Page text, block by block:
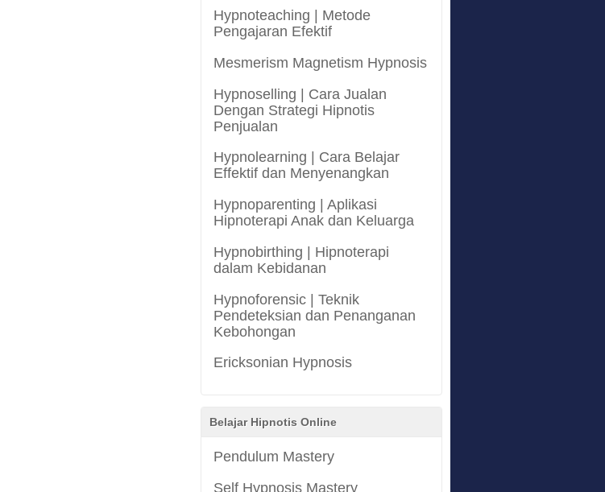
Hypnoteaching | Metode
Pengajaran Efektif
Mesmerism Magnetism Hypnosis
Hypnoselling | Cara Jualan
Dengan Strategi Hipnotis
Penjualan
Hypnolearning | Cara Belajar
Effektif dan Menyenangkan
Hypnoparenting | Aplikasi
Hipnoterapi Anak dan Keluarga
Hypnobirthing | Hipnoterapi
dalam Kebidanan
Hypnoforensic | Teknik
Pendeteksian dan Penanganan
Kebohongan
Ericksonian Hypnosis
Belajar Hipnotis Online
Pendulum Mastery
Self Hypnosis Mastery